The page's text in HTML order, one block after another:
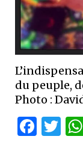
du peuple,
Photo :